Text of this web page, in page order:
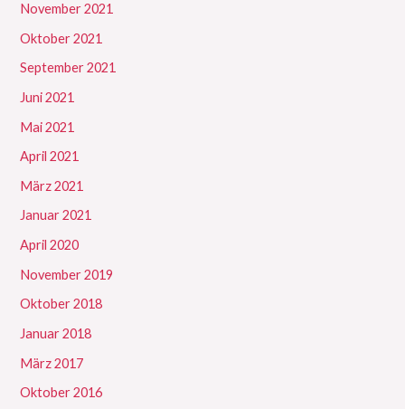
November 2021
Oktober 2021
September 2021
Juni 2021
Mai 2021
April 2021
März 2021
Januar 2021
April 2020
November 2019
Oktober 2018
Januar 2018
März 2017
Oktober 2016